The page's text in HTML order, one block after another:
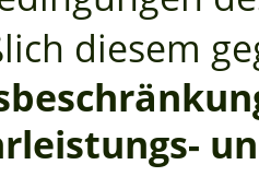
diesem